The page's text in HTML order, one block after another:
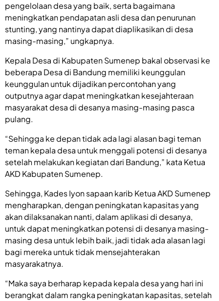
pengelolaan desa yang baik, serta bagaimana
meningkatkan pendapatan asli desa dan penurunan
stunting, yang nantinya dapat diaplikasikan di desa
masing-masing,” ungkapnya.
Kepala Desa di Kabupaten Sumenep bakal observasi ke
beberapa Desa di Bandung memiliki keunggulan
keunggulan untuk dijadikan percontohan yang
outputnya agar dapat meningkatkan kesejahteraan
masyarakat desa di desanya masing-masing pasca
pulang.
“Sehingga ke depan tidak ada lagi alasan bagi teman
teman kepala desa untuk menggali potensi di desanya
setelah melakukan kegiatan dari Bandung,” kata Ketua
AKD Kabupaten Sumenep.
Sehingga, Kades Iyon sapaan karib Ketua AKD Sumenep
mengharapkan, dengan peningkatan kapasitas yang
akan dilaksanakan nanti, dalam aplikasi di desanya,
untuk dapat meningkatkan potensi di desanya masing-
masing desa untuk lebih baik, jadi tidak ada alasan lagi
bagi mereka untuk tidak mensejahterakan
masyarakatnya.
“Maka saya berharap kepada kepala desa yang hari ini
berangkat dalam rangka peningkatan kapasitas, setelah